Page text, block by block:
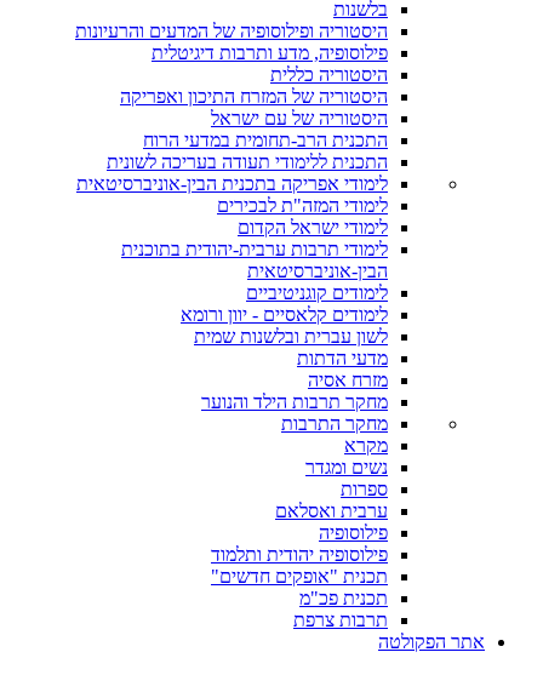
בלשנות
היסטוריה ופילוסופיה של המדעים והרעיונות
פילוסופיה, מדע ותרבות דיגיטלית
היסטוריה כללית
היסטוריה של המזרח התיכון ואפריקה
היסטוריה של עם ישראל
התכנית הרב-תחומית במדעי הרוח
התכנית ללימודי תעודה בעריכה לשונית
לימודי אפריקה בתכנית הבין-אוניברסיטאית
לימודי המזה"ת לבכירים
לימודי ישראל הקדום
לימודי תרבות ערבית-יהודית בתוכנית
הבין-אוניברסיטאית
לימודים קוגניטיביים
לימודים קלאסיים - יוון ורומא
לשון עברית ובלשנות שמית
מדעי הדתות
מזרח אסיה
מחקר תרבות הילד והנוער
מחקר התרבות
מקרא
נשים ומגדר
ספרות
ערבית ואסלאם
פילוסופיה
פילוסופיה יהודית ותלמוד
תכנית "אופקים חדשים"
תכנית פכ"מ
תרבות צרפת
אתר הפקולטה